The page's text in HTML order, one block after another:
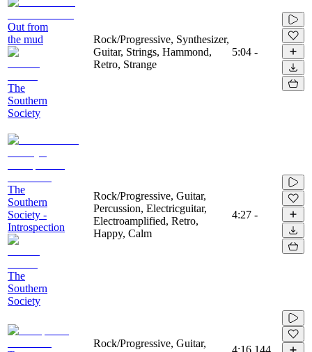
Out from
the mud
The
Southern
Society
Rock/Progressive, Synthesizer,
Guitar, Strings, Hammond,
Retro, Strange
5:04 -
The
Southern
Society -
Introspection
The
Southern
Society
Rock/Progressive, Guitar,
Percussion, Electricguitar,
Electroamplified, Retro,
Happy, Calm
4:27 -
Rock/Progressive, Guitar,
4:16 144